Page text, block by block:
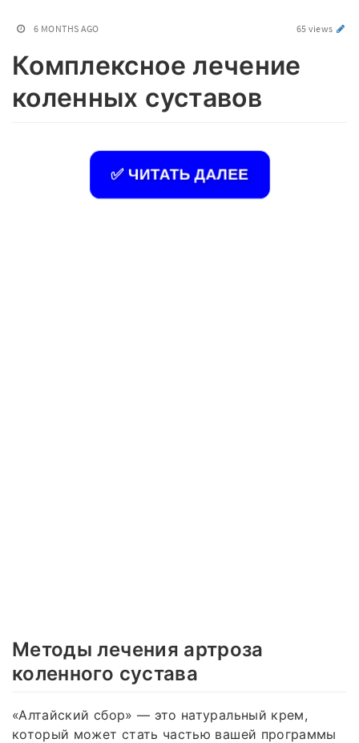
6 MONTHS AGO 65 views
Комплексное лечение
коленных суставов
✅ ЧИТАТЬ ДАЛЕЕ
Методы лечения артроза
коленного сустава
«Алтайский сбор» — это натуральный крем,
который может стать частью вашей программы